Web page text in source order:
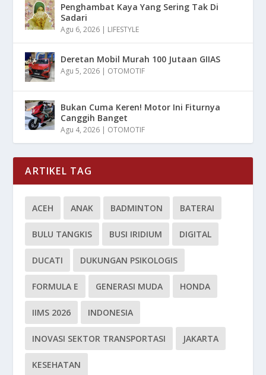
Penghambat Kaya Yang Sering Tak Di
Sadari
Agu 6, 2026 | LIFESTYLE
Deretan Mobil Murah 100 Jutaan GIIAS
Agu 5, 2026 | OTOMOTIF
Bukan Cuma Keren! Motor Ini Fiturnya
Canggih Banget
Agu 4, 2026 | OTOMOTIF
ARTIKEL TAG
ACEH ANAK BADMINTON BATERAI
BULU TANGKIS BUSI IRIDIUM DIGITAL
DUCATI DUKUNGAN PSIKOLOGIS
FORMULA E GENERASI MUDA HONDA
IIMS 2026 INDONESIA
INOVASI SEKTOR TRANSPORTASI JAKARTA
KESEHATAN